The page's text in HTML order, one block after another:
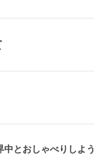
中とおしゃべりしよう